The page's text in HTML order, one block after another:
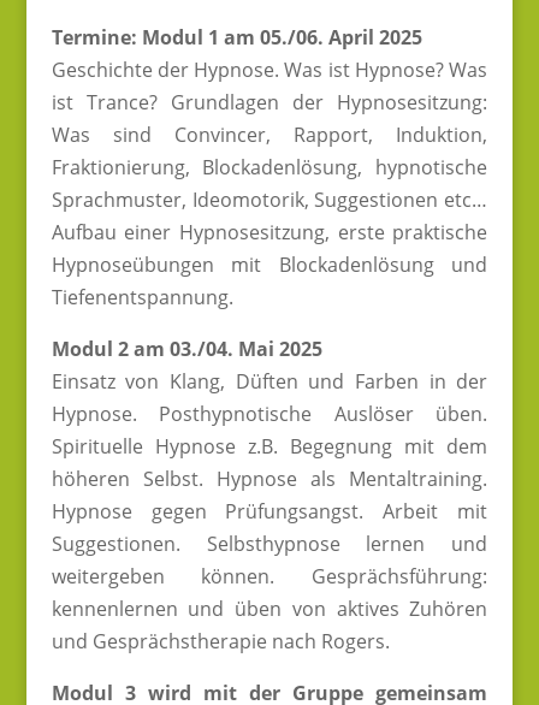
Termine: Modul 1 am 05./06. April 2025
Geschichte der Hypnose. Was ist Hypnose? Was
ist Trance? Grundlagen der Hypnosesitzung:
Was sind Convincer, Rapport, Induktion,
Fraktionierung, Blockadenlösung, hypnotische
Sprachmuster, Ideomotorik, Suggestionen etc…
Aufbau einer Hypnosesitzung, erste praktische
Hypnoseübungen mit Blockadenlösung und
Tiefenentspannung.
Modul 2 am 03./04. Mai 2025
Einsatz von Klang, Düften und Farben in der
Hypnose. Posthypnotische Auslöser üben.
Spirituelle Hypnose z.B. Begegnung mit dem
höheren Selbst. Hypnose als Mentaltraining.
Hypnose gegen Prüfungsangst. Arbeit mit
Suggestionen. Selbsthypnose lernen und
weitergeben können. Gesprächsführung:
kennenlernen und üben von aktives Zuhören
und Gesprächstherapie nach Rogers.
Modul 3 wird mit der Gruppe gemeinsam